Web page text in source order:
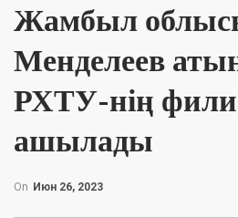
Жамбыл
Менделеев
РХТУ-нің
ашылады
On Июн 26, 2023